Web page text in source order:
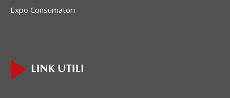
Expo Consumatori